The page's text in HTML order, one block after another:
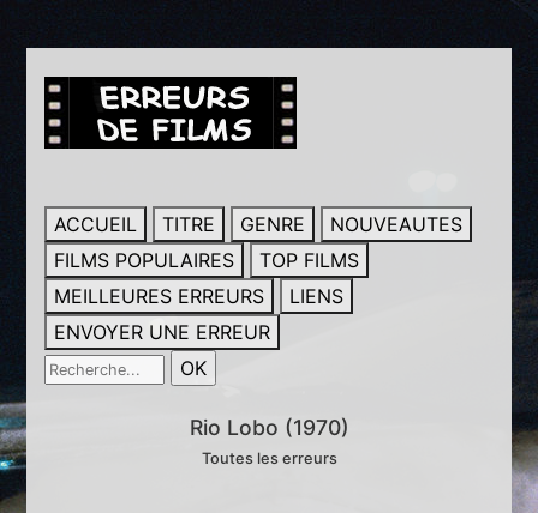
ACCUEIL TITRE GENRE
NOUVEAUTES
FILMS POPULAIRES
TOP FILMS
MEILLEURES ERREURS
LIENS
ENVOYER UNE ERREUR
Rio Lobo (1970)
Toutes les erreurs